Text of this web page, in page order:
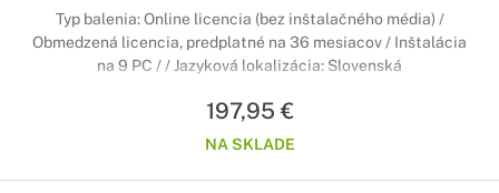
Typ balenia: Online licencia (bez inštalačného média) /
Obmedzená licencia, predplatné na 36 mesiacov / Inštalácia
na 9 PC / / Jazyková lokalizácia: Slovenská
197,95 €
NA SKLADE